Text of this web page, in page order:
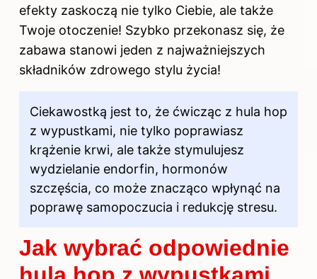
efekty zaskoczą nie tylko Ciebie, ale także
Twoje otoczenie! Szybko przekonasz się, że
zabawa stanowi jeden z najważniejszych
składników zdrowego stylu życia!
Ciekawostką jest to, że ćwicząc z hula hop
z wypustkami, nie tylko poprawiasz
krążenie krwi, ale także stymulujesz
wydzielanie endorfin, hormonów
szczęścia, co może znacząco wpłynąć na
poprawę samopoczucia i redukcję stresu.
Jak wybrać odpowiednie